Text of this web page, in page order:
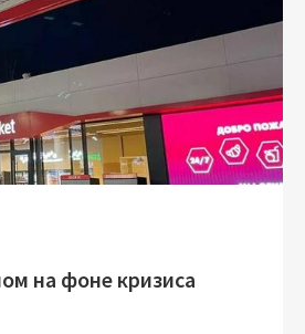
на фоне кризиса